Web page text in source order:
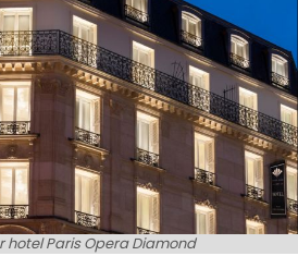
hotel Paris Opera Diamond